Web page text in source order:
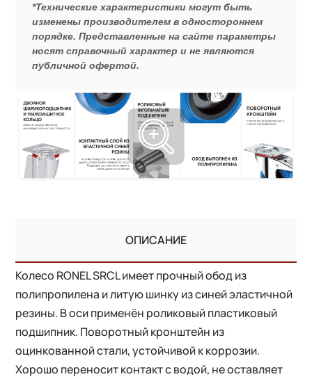
*Технические характеристики могут быть
изменены производителем в одностороннем
порядке. Представленные на сайте параметры
носят справочный характер и не являются
публичной офертой.
ОПИСАНИЕ
Колесо RONEL SRCL имеет прочный обод из
полипропилена и литую шинку из синей эластичной
резины. В оси применён роликовый пластиковый
подшипник. Поворотный кронштейн из
оцинкованной стали, устойчивой к коррозии.
Хорошо переносит контакт с водой, не оставляет